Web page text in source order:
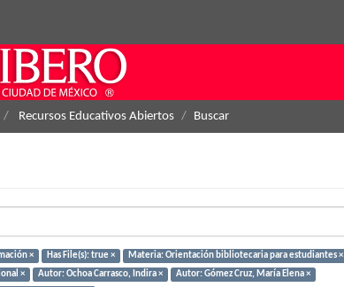
Recursos Educativos Abiertos Buscar
× Has File(s): true ×
Materia: Orientación bibliotecaria para estudiantes ×
×
Autor: Ochoa Carrasco, Indira ×
Autor: Gómez Cruz, María Elena ×